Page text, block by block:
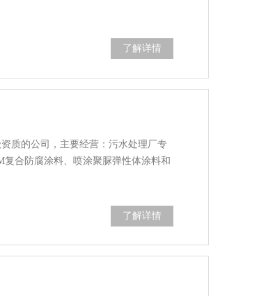
了解详情
质的公司，主要经营：污水处理厂专
合防腐涂料、喷涂聚脲弹性体涂料和
了解详情